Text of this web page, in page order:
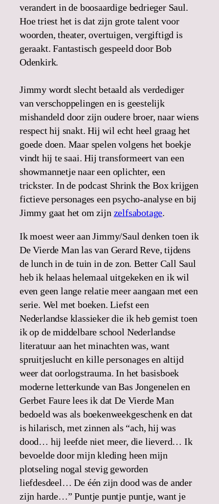
verandert in de boosaardige bedrieger Saul.
Hoe triest het is dat zijn grote talent voor
woorden, theater, overtuigen, vergiftigd is
geraakt. Fantastisch gespeeld door Bob
Odenkirk.
Jimmy wordt slecht betaald als verdediger
van verschoppelingen en is geestelijk
mishandeld door zijn oudere broer, naar wiens
respect hij snakt. Hij wil echt heel graag het
goede doen. Maar spelen volgens het boekje
vindt hij te saai. Hij transformeert van een
showmannetje naar een oplichter, een
trickster. In de podcast Shrink the Box krijgen
fictieve personages een psycho-analyse en bij
Jimmy gaat het om zijn zelfsabotage.
Ik moest weer aan Jimmy/Saul denken toen ik
De Vierde Man las van Gerard Reve, tijdens
de lunch in de tuin in de zon. Better Call Saul
heb ik helaas helemaal uitgekeken en ik wil
even geen lange relatie meer aangaan met een
serie. Wel met boeken. Liefst een
Nederlandse klassieker die ik heb gemist toen
ik op de middelbare school Nederlandse
literatuur aan het minachten was, want
spruitjeslucht en kille personages en altijd
weer dat oorlogstrauma. In het basisboek
moderne letterkunde van Bas Jongenelen en
Gerbet Faure lees ik dat De Vierde Man
bedoeld was als boekenweekgeschenk en dat
is hilarisch, met zinnen als “ach, hij was
dood… hij leefde niet meer, die lieverd… Ik
bevoelde door mijn kleding heen mijn
plotseling nogal stevig geworden
liefdesdeel… De één zijn dood was de ander
zijn harde…” Puntje puntje puntje, want je